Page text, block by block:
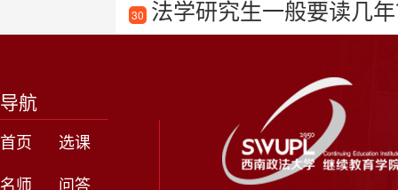
30 法学研究生一般要读几
导航
首页
选课
名师
问答